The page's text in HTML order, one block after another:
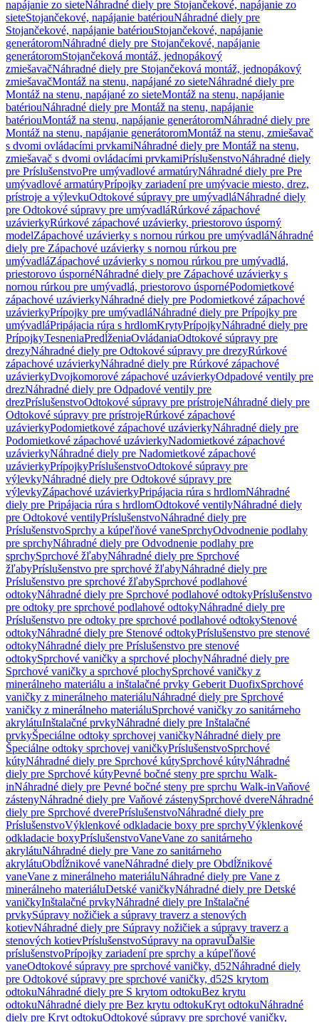
napájanie zo sieteNáhradné diely pre Stojančekové, napájanie zo
sieteStojančekové, napájanie batériouNáhradné diely pre
Stojančekové, napájanie batériouStojančekové, napájanie
generátoromNáhradné diely pre Stojančekové, napájanie
generátoromStojančeková montáž, jednopákový
zmiešavačNáhradné diely pre Stojančeková montáž, jednopákový
zmiešavačMontáž na stenu, napájané zo sieteNáhradné diely pre
Montáž na stenu, napájané zo sieteMontáž na stenu, napájanie
batériouNáhradné diely pre Montáž na stenu, napájanie
batériouMontáž na stenu, napájanie generátoromNáhradné diely pre
Montáž na stenu, napájanie generátoromMontáž na stenu, zmiešavač
s dvomi ovládacími prvkamiNáhradné diely pre Montáž na stenu,
zmiešavač s dvomi ovládacími prvkamiPríslušenstvoNáhradné diely
pre PríslušenstvoPre umývadlové armatúryNáhradné diely pre Pre
umývadlové armatúryPrípojky zariadení pre umývacie miesto, drez,
prístroje a výlevkuOdtokové súpravy pre umývadláNáhradné diely
pre Odtokové súpravy pre umývadláRúrkové zápachové
uzávierkyRúrkové zápachové uzávierky, priestorovo úsporný
modelZápachové uzávierky s nornou rúrkou pre umývadláNáhradné
diely pre Zápachové uzávierky s nornou rúrkou pre
umývadláZápachové uzávierky s nornou rúrkou pre umývadlá,
priestorovo úspornéNáhradné diely pre Zápachové uzávierky s
nornou rúrkou pre umývadlá, priestorovo úspornéPodomietkové
zápachové uzávierkyNáhradné diely pre Podomietkové zápachové
uzávierkyPrípojky pre umývadláNáhradné diely pre Prípojky pre
umývadláPripájacia rúra s hrdlomKrytyPrípojkyNáhradné diely pre
PrípojkyTesneniaPredĺženiaOvládaniaOdtokové súpravy pre
drezyNáhradné diely pre Odtokové súpravy pre drezyRúrkové
zápachové uzávierkyNáhradné diely pre Rúrkové zápachové
uzávierkyDvojkomorové zápachové uzávierkyOdpadové ventily pre
drezNáhradné diely pre Odpadové ventily pre
drezPríslušenstvoOdtokové súpravy pre prístrojeNáhradné diely pre
Odtokové súpravy pre prístrojeRúrkové zápachové
uzávierkyPodomietkové zápachové uzávierkyNáhradné diely pre
Podomietkové zápachové uzávierkyNadomietkové zápachové
uzávierkyNáhradné diely pre Nadomietkové zápachové
uzávierkyPrípojkyPríslušenstvoOdtokové súpravy pre
výlevkyNáhradné diely pre Odtokové súpravy pre
výlevkyZápachové uzávierkyPripájacia rúra s hrdlomNáhradné
diely pre Pripájacia rúra s hrdlomOdtokové ventilyNáhradné diely
pre Odtokové ventilyPríslušenstvoNáhradné diely pre
PríslušenstvoSprchy a kúpeľňové vaneSprchyOdvodnenie podlahy
pre sprchyNáhradné diely pre Odvodnenie podlahy pre
sprchySprchové žľabyNáhradné diely pre Sprchové
žľabyPríslušenstvo pre sprchové žľabyNáhradné diely pre
Príslušenstvo pre sprchové žľabySprchové podlahové
odtokyNáhradné diely pre Sprchové podlahové odtokyPríslušenstvo
pre odtoky pre sprchové podlahové odtokyNáhradné diely pre
Príslušenstvo pre odtoky pre sprchové podlahové odtokyStenové
odtokyNáhradné diely pre Stenové odtokyPríslušenstvo pre stenové
odtokyNáhradné diely pre Príslušenstvo pre stenové
odtokySprchové vaničky a sprchové plochyNáhradné diely pre
Sprchové vaničky a sprchové plochySprchové vaničky z
minerálneho materiálu a inštalačné prvky Geberit DuofixSprchové
vaničky z minerálneho materiáluNáhradné diely pre Sprchové
vaničky z minerálneho materiáluSprchové vaničky zo sanitárneho
akrylátuInštalačné prvkyNáhradné diely pre Inštalačné
prvkyŠpeciálne odtoky sprchovej vaničkyNáhradné diely pre
Špeciálne odtoky sprchovej vaničkyPríslušenstvoSprchové
kútyNáhradné diely pre Sprchové kútySprchové kútyNáhradné
diely pre Sprchové kútyPevné bočné steny pre sprchu Walk-
inNáhradné diely pre Pevné bočné steny pre sprchu Walk-inVaňové
zástenyNáhradné diely pre Vaňové zástenySprchové dvereNáhradné
diely pre Sprchové dverePríslušenstvoNáhradné diely pre
PríslušenstvoVýklenkové odkladacie boxy pre sprchyVýklenkové
odkladacie boxyPríslušenstvoVaneVane zo sanitárneho
akrylátuNáhradné diely pre Vane zo sanitárneho
akrylátuObdĺžnikové vaneNáhradné diely pre Obdĺžnikové
vaneVane z minerálneho materiáluNáhradné diely pre Vane z
minerálneho materiáluDetské vaničkyNáhradné diely pre Detské
vaničkyInštalačné prvkyNáhradné diely pre Inštalačné
prvkySúpravy nožičiek a súpravy traverz a stenových
kotievNáhradné diely pre Súpravy nožičiek a súpravy traverz a
stenových kotievPríslušenstvoSúpravy na opravuĎalšie
príslušenstvoPrípojky zariadení pre sprchy a kúpeľňové
vaneOdtokové súpravy pre sprchové vaničky, d52Náhradné diely
pre Odtokové súpravy pre sprchové vaničky, d52S krytom
odtokuNáhradné diely pre S krytom odtokuBez krytu
odtokuNáhradné diely pre Bez krytu odtokuKryt odtokuNáhradné
diely pre Kryt odtokuOdtokové súpravy pre sprchové vaničky,